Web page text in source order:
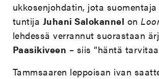
ukkosenjohdatin, jota
tuntija Juhani Salokannel on
lehdessä verrannut suorastaan
Paasikiveen – siis ”häntä
Tammsaaren leppoisan ivan